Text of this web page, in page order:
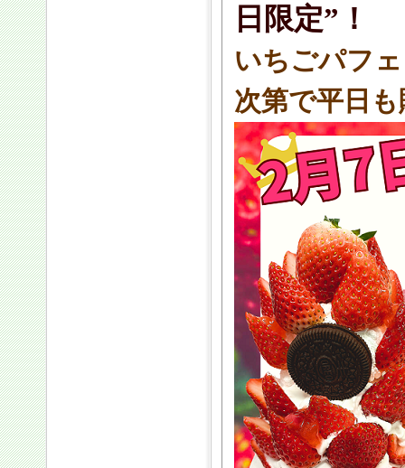
日限定”！
いちごパフ
次第で平日